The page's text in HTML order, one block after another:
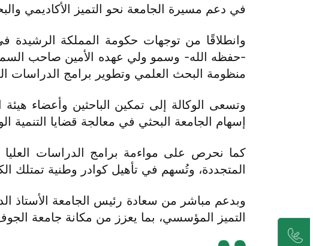
في دعم مسيرة الجامعة نحو التميز الأكاديمي
وانطلاقًا من توجهات حكومة المملكة الرشيدة
-حفظه الله- وسمو ولي عهده الأمين صاحب
منظومة البحث العلمي وتطوير برامج الدراسات
وتسعى الوكالة إلى تمكين الباحثين وأعضاء
إسهام الجامعة البحثي في معالجة قضايا التنمية
كما نحرص على مواءمة برامج الدراسات العليا
المتجددة، وتُسهم في تأهيل كوادر وطنية تمتلك
وبدعم مباشر من سعادة رئيس الجامعة الأستاذ
التميز المؤسسي، بما يعزز من مكانة جامعة